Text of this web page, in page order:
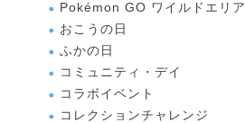
Pokémon GO ワイルドエリア
おこうの日
ふかの日
コミュニティ・デイ
コラボイベント
コレクションチャレンジ